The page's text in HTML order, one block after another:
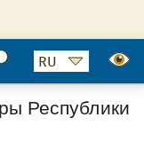
Республики